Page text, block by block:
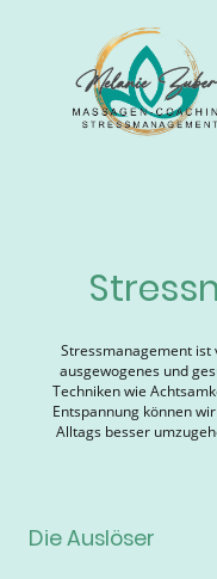
Stressmanagement ist
ausgewogenes und
Techniken wie
Entspannung können
Alltags besser
Die Auslöser